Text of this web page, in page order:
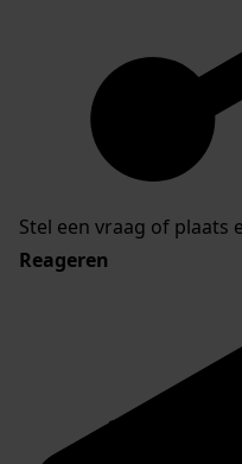
Stel een vraag of
Reageren